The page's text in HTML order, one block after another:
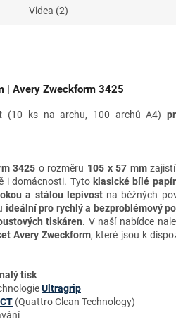
Videa (2)
| Avery Zweckform 3425
(10 ks na archu, 100 archů A4)
3425 o rozměru 105 x 57 mmzajistí
i domácnosti. Tyto klasické bílé
a stálou lepivostna běžných
ideální pro rychlý a bezproblémový
tiskáren. V naší nabídce
Avery Zweckform, které jsou k
tisk
Ultragrip
(Quattro Clean Technology)